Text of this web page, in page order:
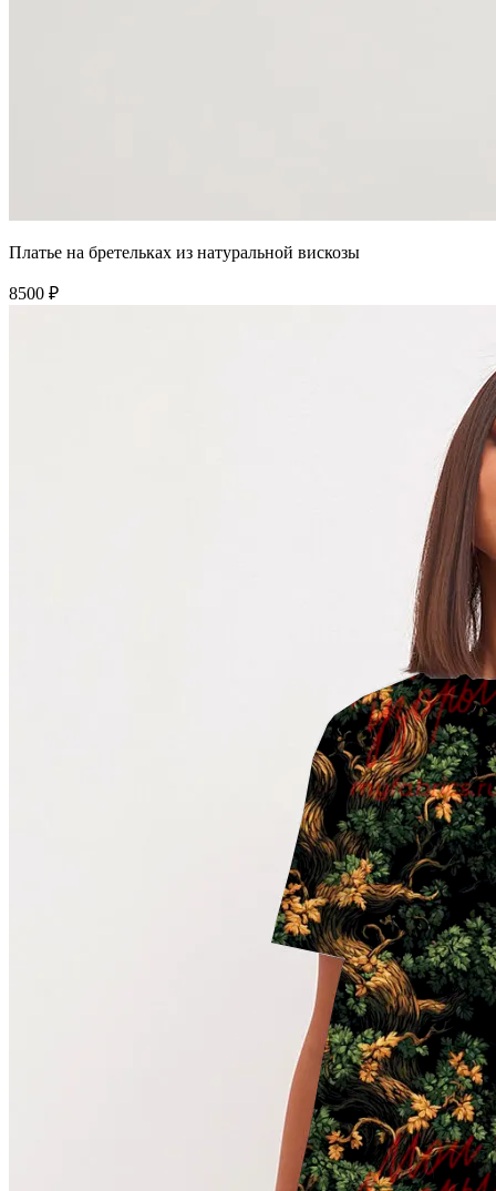
Платье на бретельках из натуральной вискозы
8500 ₽